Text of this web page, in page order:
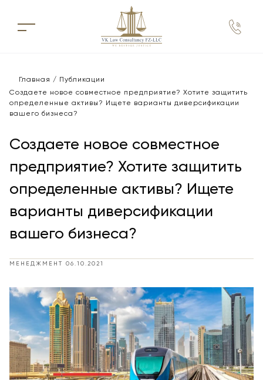
Главная
Публикации
Cоздаете новое совместное предприятие? Хотите защитить
определенные активы? Ищете варианты диверсификации
вашего бизнеса?
Cоздаете новое совместное
предприятие? Хотите защитить
определенные активы? Ищете
варианты диверсификации
вашего бизнеса?
МЕНЕДЖМЕНТ 06.10.2021